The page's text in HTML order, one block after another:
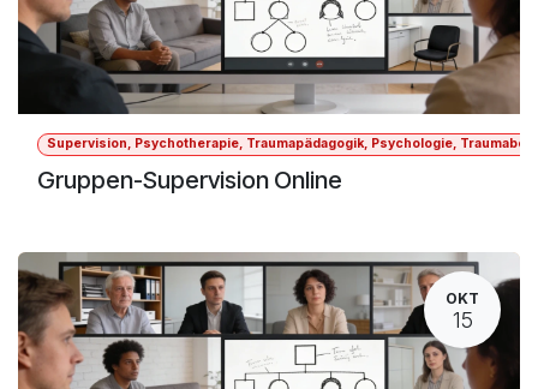
Supervision, Psychotherapie, Traumapädagogik, Psychologie,
Gruppen-Supervision Online
OKT
15